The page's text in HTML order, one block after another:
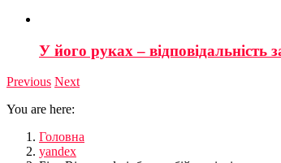
У його руках – відповідальність
Previous Next
You are here:
Головна
yandex